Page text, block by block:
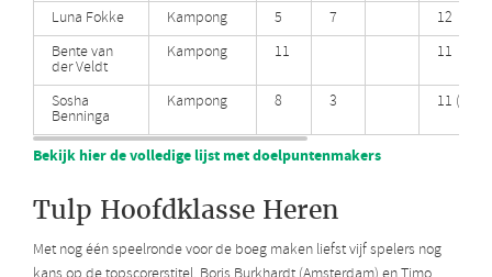
Luna Fokke Kampong 5 7
12
Bente van
der Veldt
Kampong 11 11
Sosha
Benninga
Kampong 8 3 11 (+1)
Bekijk hier de volledige lijst met doelpuntenmakers
Tulp Hoofdklasse Heren
Met nog één speelronde voor de boeg maken liefst vijf spelers nog